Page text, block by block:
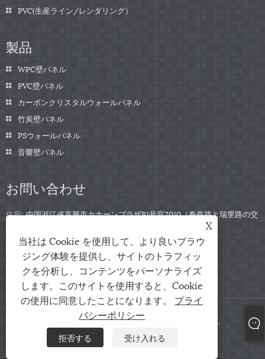
PVC(生産ライン/レンダリング）
製品
WPC壁パネル
PVC壁パネル
カーボンクリスタルウォールパネル
竹炭壁パネル
PSウォールパネル
音響壁パネル
お問い合わせ
住所: 中国浙江省嘉興市カナーンプラザB1号室2010（秦義路と瑞里路の交
電話: +86-0573-85859222
Eメール: info@zjarris.com
Copyright © 2025 浙江Arris IMP & EXP Co., Ltd.すべての権利予約。
RSS XML プライバシーポリシー
X
当社は Cookie を使用して、より良いブラウ
ジング体験を提供し、サイトのトラフィッ
クを分析し、コンテンツをパーソナライズ
します。このサイトを使用すると、Cookie
の使用に同意したことになります。 プライ
バシーポリシー
拒否する 受け入れる